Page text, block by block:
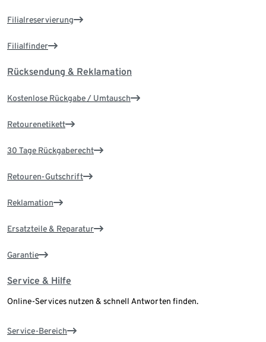
Filialreservierung
Filialfinder
Rücksendung & Reklamation
Kostenlose Rückgabe / Umtausch
Retourenetikett
30 Tage Rückgaberecht
Retouren-Gutschrift
Reklamation
Ersatzteile & Reparatur
Garantie
Service & Hilfe
Online-Services nutzen & schnell Antworten finden.
Service-Bereich